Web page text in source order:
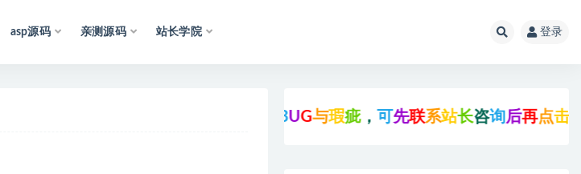
asp源码 亲测源码 站长学院 登录
，可先联系站 长咨询后再点击支付下载!